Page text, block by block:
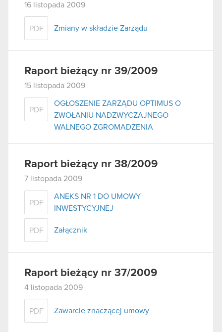
16 listopada 2009
PDF Zmiany w składzie Zarządu
Raport bieżący nr 39/2009
15 listopada 2009
PDF
OGŁOSZENIE ZARZĄDU OPTIMUS O
ZWOŁANIU NADZWYCZAJNEGO
WALNEGO ZGROMADZENIA
Raport bieżący nr 38/2009
7 listopada 2009
PDF
ANEKS NR 1 DO UMOWY
INWESTYCYJNEJ
PDF Załącznik
Raport bieżący nr 37/2009
4 listopada 2009
PDF Zawarcie znaczącej umowy